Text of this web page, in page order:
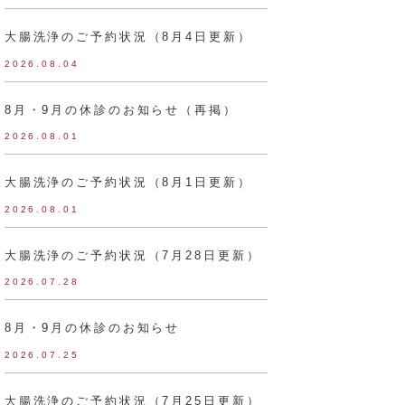
大腸洗浄のご予約状況（8月4日更新）
2026.08.04
8月・9月の休診のお知らせ（再掲）
2026.08.01
大腸洗浄のご予約状況（8月1日更新）
2026.08.01
大腸洗浄のご予約状況（7月28日更新）
2026.07.28
8月・9月の休診のお知らせ
2026.07.25
大腸洗浄のご予約状況（7月25日更新）